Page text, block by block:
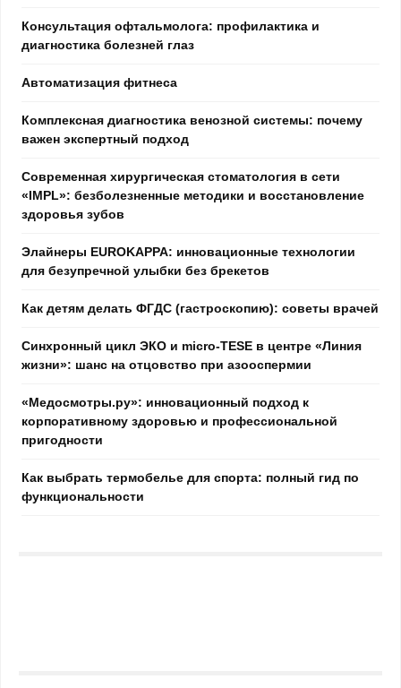
Консультация офтальмолога: профилактика и
диагностика болезней глаз
Автоматизация фитнеса
Комплексная диагностика венозной системы: почему
важен экспертный подход
Современная хирургическая стоматология в сети
«IMPL»: безболезненные методики и восстановление
здоровья зубов
Элайнеры EUROKAPPA: инновационные технологии
для безупречной улыбки без брекетов
Как детям делать ФГДС (гастроскопию): советы врачей
Синхронный цикл ЭКО и micro-TESE в центре «Линия
жизни»: шанс на отцовство при азооспермии
«Медосмотры.ру»: инновационный подход к
корпоративному здоровью и профессиональной
пригодности
Как выбрать термобелье для спорта: полный гид по
функциональности